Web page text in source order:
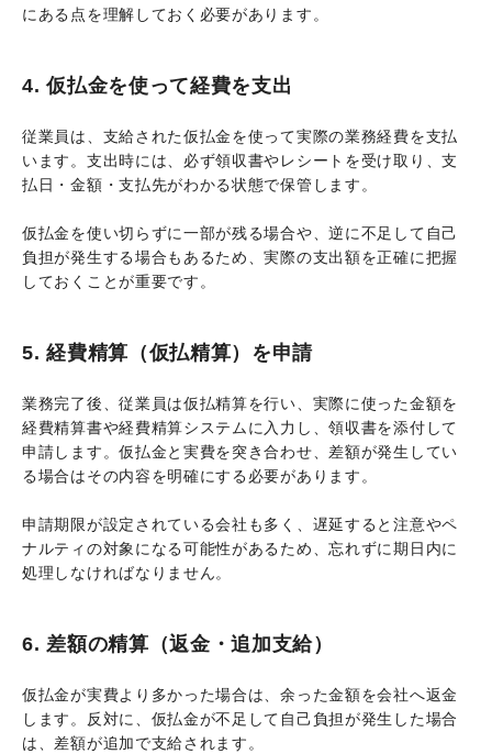
にある点を理解しておく必要があります。
4. 仮払金を使って経費を支出
従業員は、支給された仮払金を使って実際の業務経費を支払
います。支出時には、必ず領収書やレシートを受け取り、支
払日・金額・支払先がわかる状態で保管します。
仮払金を使い切らずに一部が残る場合や、逆に不足して自己
負担が発生する場合もあるため、実際の支出額を正確に把握
しておくことが重要です。
5. 経費精算（仮払精算）を申請
業務完了後、従業員は仮払精算を行い、実際に使った金額を
経費精算書や経費精算システムに入力し、領収書を添付して
申請します。仮払金と実費を突き合わせ、差額が発生してい
る場合はその内容を明確にする必要があります。
申請期限が設定されている会社も多く、遅延すると注意やペ
ナルティの対象になる可能性があるため、忘れずに期日内に
処理しなければなりません。
6. 差額の精算（返金・追加支給）
仮払金が実費より多かった場合は、余った金額を会社へ返金
します。反対に、仮払金が不足して自己負担が発生した場合
は、差額が追加で支給されます。